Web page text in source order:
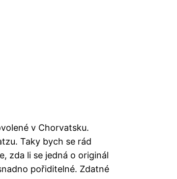
v Chorvatsku.
Taky bych se rád
zda li se jedná o originál
pořiditelné. Zdatné